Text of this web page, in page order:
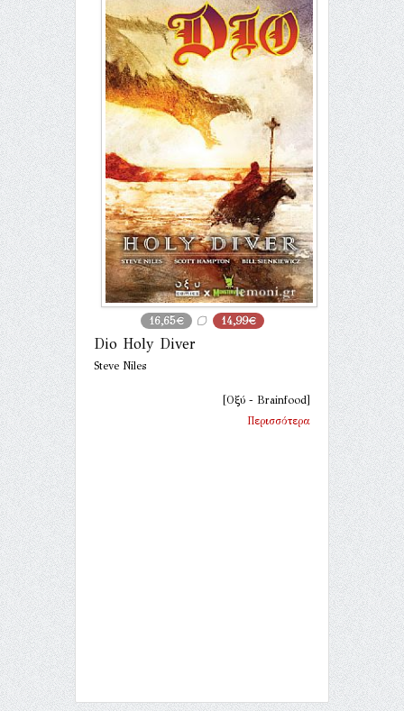
16,65€ 14,99€
Dio Holy Diver
Steve Niles
[Οξύ - Brainfood]
Περισσότερα